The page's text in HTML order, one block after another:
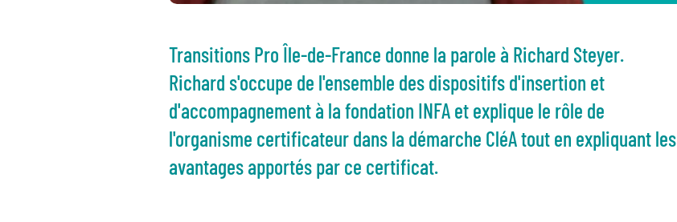
Transitions Pro Île-de-France donne la parole à Richard Steyer.
Richard s'occupe de l'ensemble des dispositifs d'insertion et
d'accompagnement à la fondation INFA et explique le rôle de
l'organisme certificateur dans la démarche CléA tout en expliquant les
avantages apportés par ce certificat.